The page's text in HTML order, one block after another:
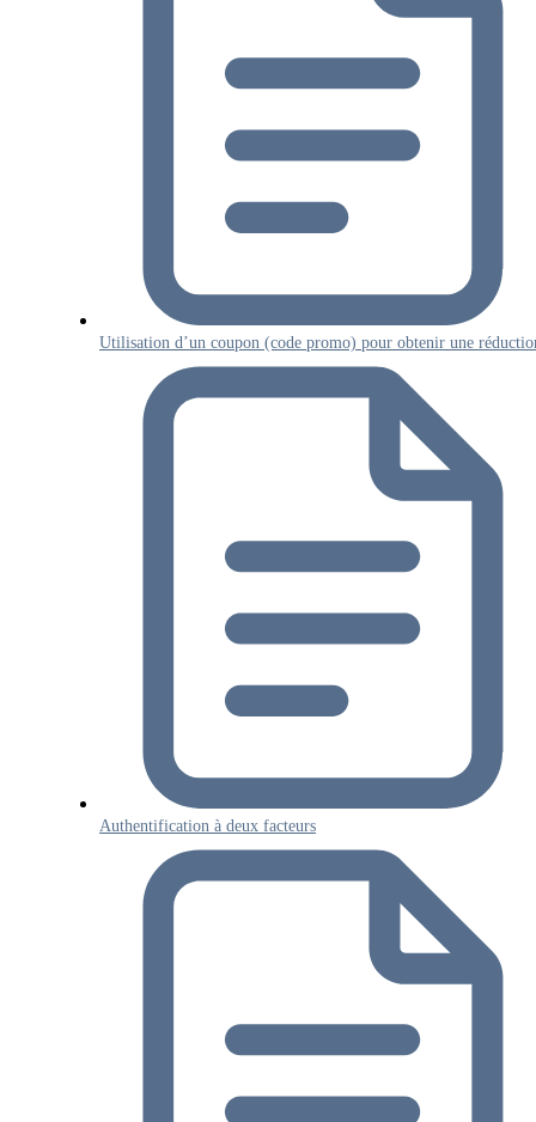
Utilisation d’un coupon (code promo) pour obtenir une
Authentification à deux facteurs